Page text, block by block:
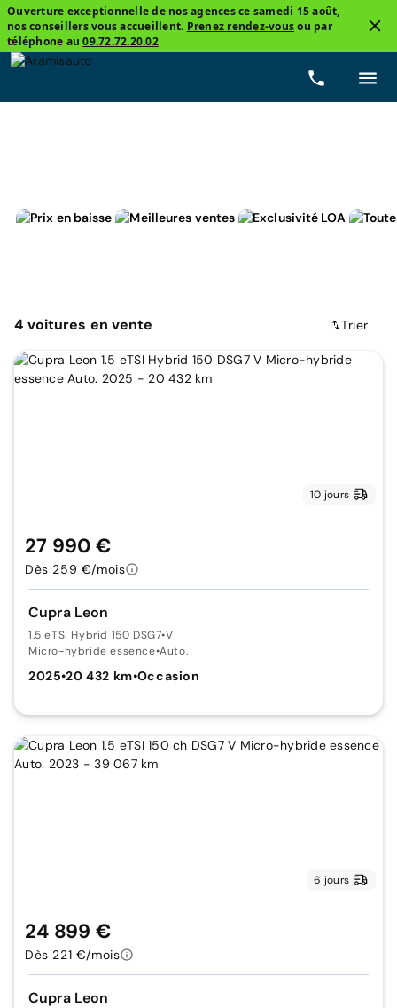
Ouverture exceptionnelle de nos agences ce samedi 15 août,
nos conseillers vous accueillent. Prenez rendez-vousou par
téléphone au09.72.72.20.02
Boîtes de vitesse
4 voitures en vente Trier
10 jours
Cupra Leon
1.5 eTSI Hybrid 150 DSG7•V
Micro-hybride essence•Auto.
2025•20 432 km•Occasion
27 990 €
Dès 259 €/mois
6 jours
Cupra Leon
24 899 €
Dès 221 €/mois